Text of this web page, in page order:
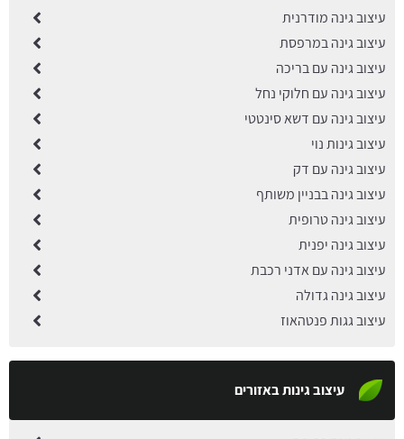
עיצוב גינה מודרנית
עיצוב גינה במרפסת
עיצוב גינה עם בריכה
עיצוב גינה עם חלוקי נחל
עיצוב גינה עם דשא סינטטי
עיצוב גינות נוי
עיצוב גינה עם דק
עיצוב גינה בבניין משותף
עיצוב גינה טרופית
עיצוב גינה יפנית
עיצוב גינה עם אדני רכבת
עיצוב גינה גדולה
עיצוב גגות פנטהאוז
עיצוב גינות באזורים